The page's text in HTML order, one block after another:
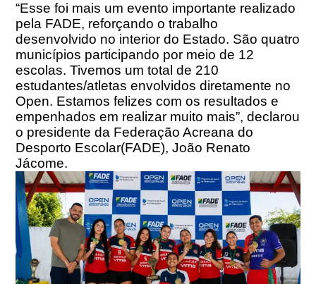
“Esse foi mais um evento importante realizado
pela FADE, reforçando o trabalho
desenvolvido no interior do Estado. São quatro
municípios participando por meio de 12
escolas. Tivemos um total de 210
estudantes/atletas envolvidos diretamente no
Open. Estamos felizes com os resultados e
empenhados em realizar muito mais”, declarou
o presidente da Federação Acreana do
Desporto Escolar(FADE), João Renato
Jácome.